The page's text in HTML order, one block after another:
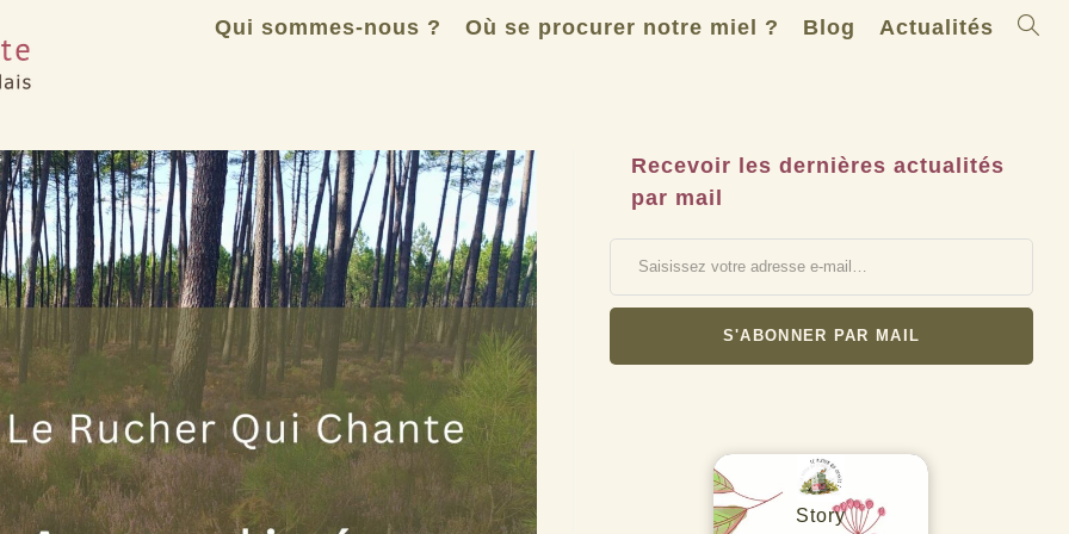
Qui sommes-nous ? Où se procurer notre miel ? Blog Actualités
Toggle
Recevoir les dernières actualités
par mail
Saisissez votre adresse e-mail…
S'ABONNER PAR MAIL
Story